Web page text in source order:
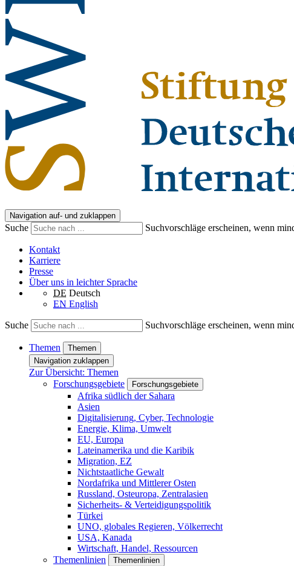
Navigation auf- und zuklappen
Suche Suchvorschläge erscheinen, wenn
Kontakt
Karriere
Presse
Über uns in leichter Sprache
DE Deutsch
EN English
Suche Suchvorschläge erscheinen, wenn
Themen
Themen
Navigation zuklappen
Zur Übersicht: Themen
Forschungsgebiete
Forschungsgebiete
Afrika südlich der Sahara
Asien
Digitalisierung, Cyber, Technologie
Energie, Klima, Umwelt
EU, Europa
Lateinamerika und die Karibik
Migration, EZ
Nichtstaatliche Gewalt
Nordafrika und Mittlerer Osten
Russland, Osteuropa, Zentralasien
Sicherheits- & Verteidigungspolitik
Türkei
UNO, globales Regieren, Völkerrecht
USA, Kanada
Wirtschaft, Handel, Ressourcen
Themenlinien
Themenlinien